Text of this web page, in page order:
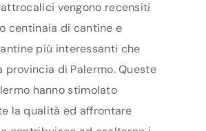
vengono recensiti
centinaia di cantine e
più interessanti che
di Palermo. Queste
hanno stimolato
la qualità ed affrontare